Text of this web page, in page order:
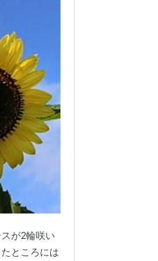
が2輪咲い
ところには